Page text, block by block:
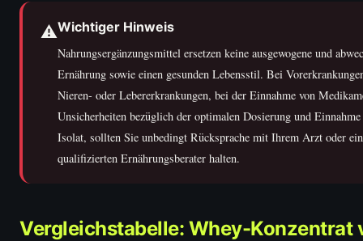
⚠️Wichtiger Hinweis
Nahrungsergänzungsmittel ersetzen keine ausgewogene und
Ernährung sowie einen gesunden Lebensstil. Bei
Nieren- oder Lebererkrankungen, bei der Einnahme von
Unsicherheiten bezüglich der optimalen Dosierung und
Isolat, sollten Sie unbedingt Rücksprache mit Ihrem Arzt oder
qualifizierten Ernährungsberater halten.
Vergleichstabelle: Whey-Konzentrat